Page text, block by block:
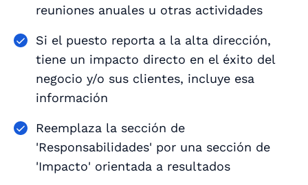
reuniones anuales u otras actividades
Si el puesto reporta a la alta dirección,
tiene un impacto directo en el éxito del
negocio y/o sus clientes, incluye esa
información
Reemplaza la sección de
'Responsabilidades' por una sección de
'Impacto' orientada a resultados